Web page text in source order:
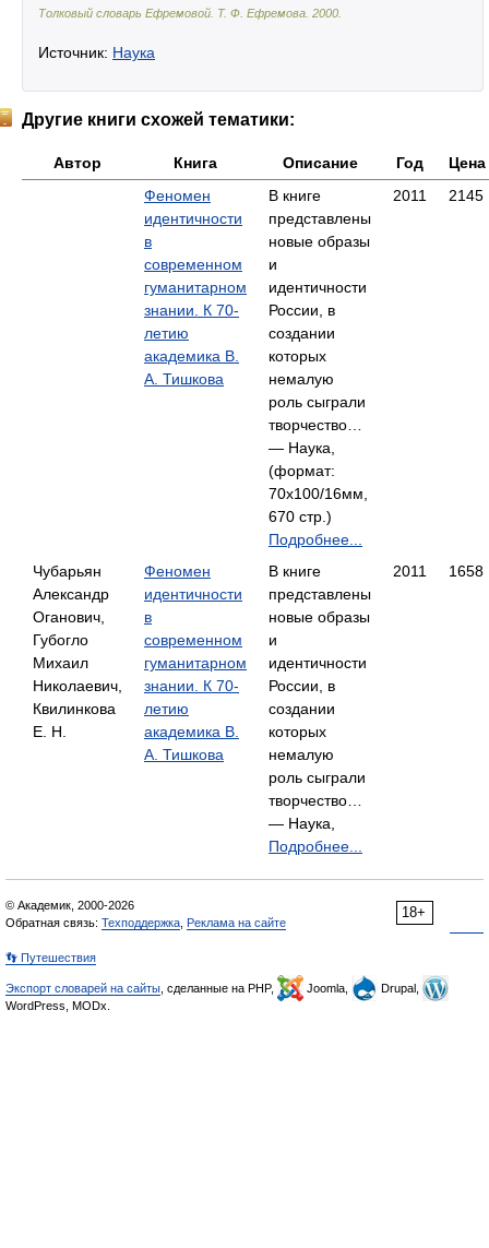
Толковый словарь Ефремовой Т. Ф. Ефремова. 2000
Источник: Наука
Другие книги схожей тематики:
Автор Книга Описание Год
Цена
Феномен
идентичности
в
современном
гуманитарном
знании. К 70-
летию
академика В.
А. Тишкова
В книге
представлены
новые образы
и
идентичности
России, в
создании
которых
немалую
роль сыграли
творчество…
— Наука,
(формат:
70x100/16мм,
670 стр.)
Подробнее...
2011 2145
Чубарьян
Александр
Оганович,
Губогло
Михаил
Николаевич,
Квилинкова
Е. Н.
Феномен
идентичности
в
современном
гуманитарном
знании. К 70-
летию
академика В.
А. Тишкова
В книге
представлены
новые образы
и
идентичности
России, в
создании
которых
немалую
роль сыграли
творчество…
— Наука,
Подробнее...
2011 1658
18+
© Академик, 2000-2026
Обратная связь: Техподдержка Реклама на сайте
👣 Путешествия
Экспорт словарей на сайты , сделанные на PHP, Joomla,
Drupal,
WordPress, MODx.